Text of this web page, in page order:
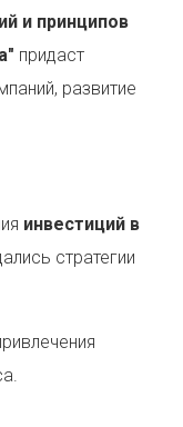
и принципов
придаст
развитие
инвестиций в
стратегии